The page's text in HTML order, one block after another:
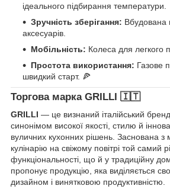
ідеального підбирання температури.
Зручність зберігання:
аксесуарів.
Мобільність: Колеса для легкого
Простота використання: Газове
швидкий старт. 🍕
Торгова марка GRILLI 🇮🇹
GRILLI — це визнаний італійський
синонімом високої якості, стилю й
вуличних кухонних рішень. Заснована
кулінарію на свіжому повітрі той самий
функціональності, що й у традиційну
пропонує продукцію, яка виділяється
дизайном і винятковою продуктивністю.